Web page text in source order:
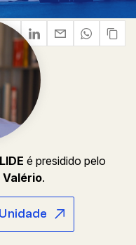
LIDE é presidido pelo
Valério.